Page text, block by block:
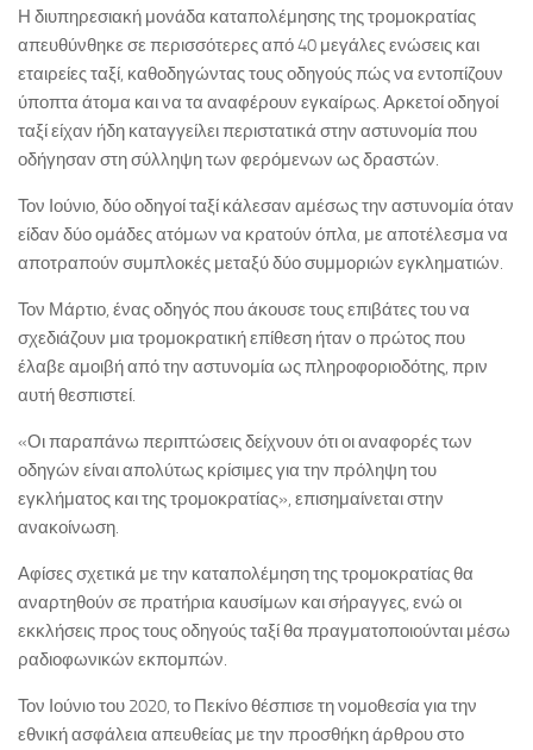
Η διυπηρεσιακή μονάδα καταπολέμησης της τρομοκρατίας
απευθύνθηκε σε περισσότερες από 40 μεγάλες ενώσεις και
εταιρείες ταξί, καθοδηγώντας τους οδηγούς πώς να εντοπίζουν
ύποπτα άτομα και να τα αναφέρουν εγκαίρως. Αρκετοί οδηγοί
ταξί είχαν ήδη καταγγείλει περιστατικά στην αστυνομία που
οδήγησαν στη σύλληψη των φερόμενων ως δραστών.
Τον Ιούνιο, δύο οδηγοί ταξί κάλεσαν αμέσως την αστυνομία όταν
είδαν δύο ομάδες ατόμων να κρατούν όπλα, με αποτέλεσμα να
αποτραπούν συμπλοκές μεταξύ δύο συμμοριών εγκληματιών.
Τον Μάρτιο, ένας οδηγός που άκουσε τους επιβάτες του να
σχεδιάζουν μια τρομοκρατική επίθεση ήταν ο πρώτος που
έλαβε αμοιβή από την αστυνομία ως πληροφοριοδότης, πριν
αυτή θεσπιστεί.
«Οι παραπάνω περιπτώσεις δείχνουν ότι οι αναφορές των
οδηγών είναι απολύτως κρίσιμες για την πρόληψη του
εγκλήματος και της τρομοκρατίας», επισημαίνεται στην
ανακοίνωση.
Αφίσες σχετικά με την καταπολέμηση της τρομοκρατίας θα
αναρτηθούν σε πρατήρια καυσίμων και σήραγγες, ενώ οι
εκκλήσεις προς τους οδηγούς ταξί θα πραγματοποιούνται μέσω
ραδιοφωνικών εκπομπών.
Τον Ιούνιο του 2020, το Πεκίνο θέσπισε τη νομοθεσία για την
εθνική ασφάλεια απευθείας με την προσθήκη άρθρου στο